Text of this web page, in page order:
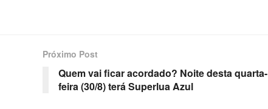
Próximo Post
Quem vai ficar acordado? Noite desta quarta-
feira (30/8) terá Superlua Azul